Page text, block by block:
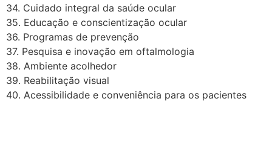
34. Cuidado integral da saúde ocular
35. Educação e conscientização ocular
36. Programas de prevenção
37. Pesquisa e inovação em oftalmologia
38. Ambiente acolhedor
39. Reabilitação visual
40. Acessibilidade e conveniência para os pacientes